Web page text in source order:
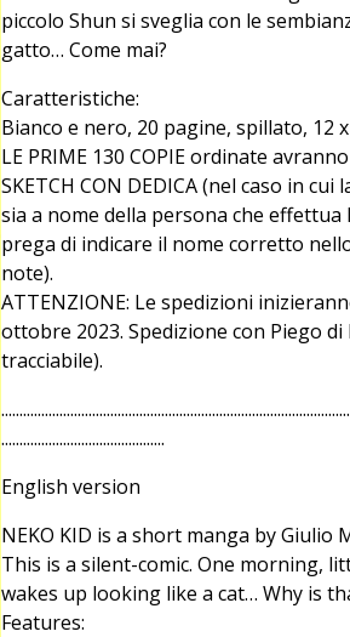
piccolo Shun si sveglia con le
gatto… Come mai?
Caratteristiche:
Bianco e nero, 20 pagine, spillato, 12
LE PRIME 130 COPIE ordinate
SKETCH CON DEDICA (nel caso in cui
sia a nome della persona che effettua
prega di indicare il nome corretto
note).
ATTENZIONE: Le spedizioni
ottobre 2023. Spedizione con Piego
tracciabile).
.............................................
English version
NEKO KID is a short manga by Giulio
This is a silent-comic. One morning,
wakes up looking like a cat… Why is
Features: